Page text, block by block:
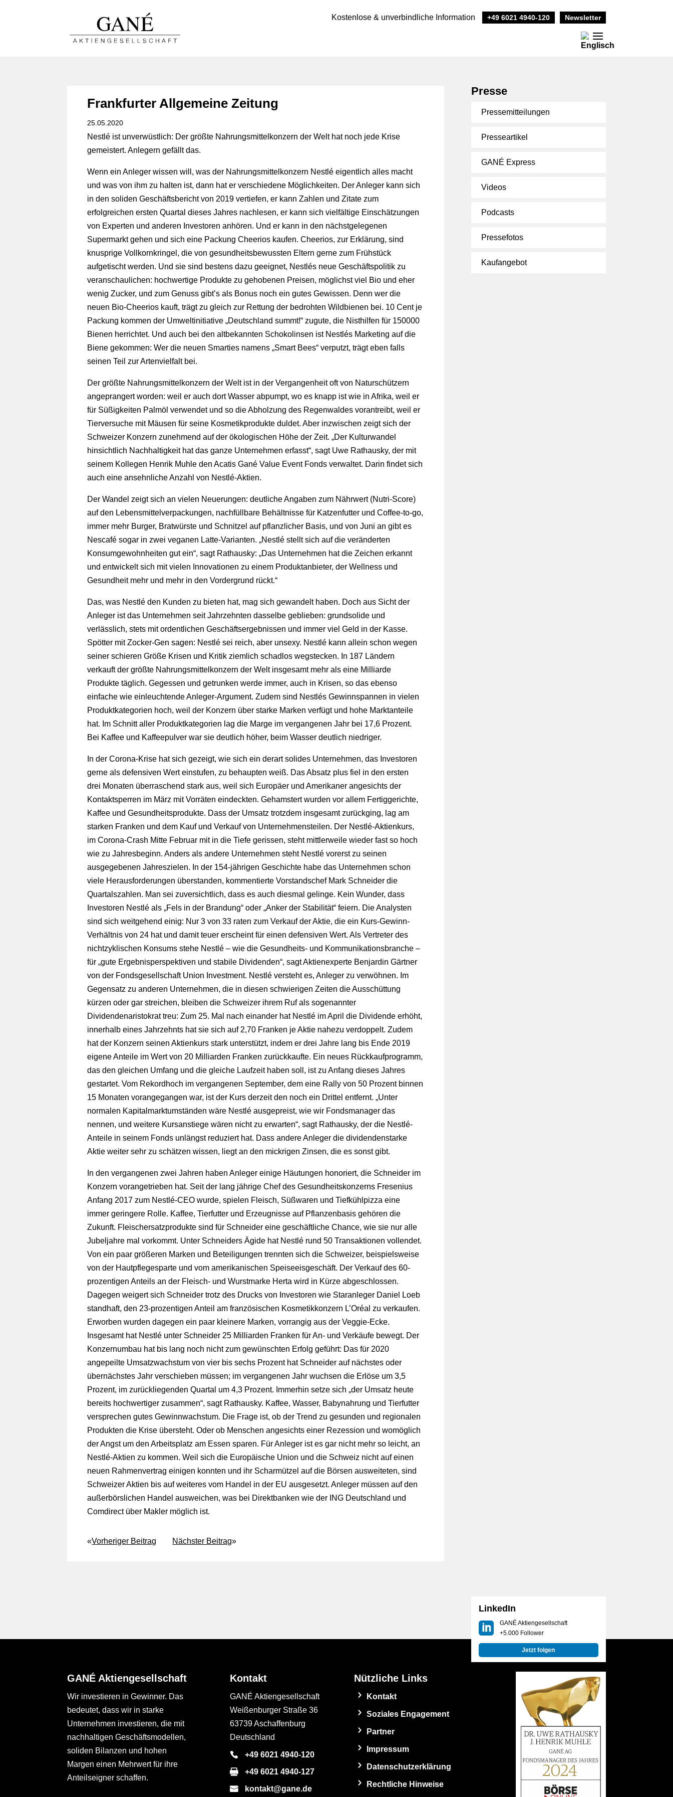
Newsletter
Kostenlose & unverbindliche Information +49 6021 4940-120
Frankfurter Allgemeine Zeitung
25.05.2020
Nestlé ist unverwüstlich: Der größte Nahrungsmittelkonzern der Welt hat noch jede Krise
gemeistert. Anlegern gefällt das.
Wenn ein Anleger wissen will, was der Nahrungsmittelkonzern Nestlé eigentlich alles macht
und was von ihm zu halten ist, dann hat er verschiedene Möglichkeiten. Der Anleger kann sich
in den soliden Geschäftsbericht von 2019 vertiefen, er kann Zahlen und Zitate zum
erfolgreichen ersten Quartal dieses Jahres nachlesen, er kann sich vielfältige Einschätzungen
von Experten und anderen Investoren anhören. Und er kann in den nächstgelegenen
Supermarkt gehen und sich eine Packung Cheerios kaufen. Cheerios, zur Erklärung, sind
knusprige Vollkornkringel, die von gesundheitsbewussten Eltern gerne zum Frühstück
aufgetischt werden. Und sie sind bestens dazu geeignet, Nestlés neue Geschäftspolitik zu
veranschaulichen: hochwertige Produkte zu gehobenen Preisen, möglichst viel Bio und eher
wenig Zucker, und zum Genuss gibt’s als Bonus noch ein gutes Gewissen. Denn wer die
neuen Bio-Cheerios kauft, trägt zu gleich zur Rettung der bedrohten Wildbienen bei. 10 Cent je
Packung kommen der Umweltinitiative „Deutschland summt!“ zugute, die Nisthilfen für 150000
Bienen herrichtet. Und auch bei den altbekannten Schokolinsen ist Nestlés Marketing auf die
Biene gekommen: Wer die neuen Smarties namens „Smart Bees“ verputzt, trägt eben falls
seinen Teil zur Artenvielfalt bei.
Der größte Nahrungsmittelkonzern der Welt ist in der Vergangenheit oft von Naturschützern
angeprangert worden: weil er auch dort Wasser abpumpt, wo es knapp ist wie in Afrika, weil er
für Süßigkeiten Palmöl verwendet und so die Abholzung des Regenwaldes vorantreibt, weil er
Tierversuche mit Mäusen für seine Kosmetikprodukte duldet. Aber inzwischen zeigt sich der
Schweizer Konzern zunehmend auf der ökologischen Höhe der Zeit. „Der Kulturwandel
hinsichtlich Nachhaltigkeit hat das ganze Unternehmen erfasst“, sagt Uwe Rathausky, der mit
seinem Kollegen Henrik Muhle den Acatis Gané Value Event Fonds verwaltet. Darin findet sich
auch eine ansehnliche Anzahl von Nestlé-Aktien.
Der Wandel zeigt sich an vielen Neuerungen: deutliche Angaben zum Nährwert (Nutri-Score)
auf den Lebensmittelverpackungen, nachfüllbare Behältnisse für Katzenfutter und Coffee-to-go,
immer mehr Burger, Bratwürste und Schnitzel auf pflanzlicher Basis, und von Juni an gibt es
Nescafé sogar in zwei veganen Latte-Varianten. „Nestlé stellt sich auf die veränderten
Konsumgewohnheiten gut ein“, sagt Rathausky: „Das Unternehmen hat die Zeichen erkannt
und entwickelt sich mit vielen Innovationen zu einem Produktanbieter, der Wellness und
Gesundheit mehr und mehr in den Vordergrund rückt.“
Das, was Nestlé den Kunden zu bieten hat, mag sich gewandelt haben. Doch aus Sicht der
Anleger ist das Unternehmen seit Jahrzehnten dasselbe geblieben: grundsolide und
verlässlich, stets mit ordentlichen Geschäftsergebnissen und immer viel Geld in der Kasse.
Spötter mit Zocker-Gen sagen: Nestlé sei reich, aber unsexy. Nestlé kann allein schon wegen
seiner schieren Größe Krisen und Kritik ziemlich schadlos wegstecken. In 187 Ländern
verkauft der größte Nahrungsmittelkonzern der Welt insgesamt mehr als eine Milliarde
Produkte täglich. Gegessen und getrunken werde immer, auch in Krisen, so das ebenso
einfache wie einleuchtende Anleger-Argument. Zudem sind Nestlés Gewinnspannen in vielen
Produktkategorien hoch, weil der Konzern über starke Marken verfügt und hohe Marktanteile
hat. Im Schnitt aller Produktkategorien lag die Marge im vergangenen Jahr bei 17,6 Prozent.
Bei Kaffee und Kaffeepulver war sie deutlich höher, beim Wasser deutlich niedriger.
In der Corona-Krise hat sich gezeigt, wie sich ein derart solides Unternehmen, das Investoren
gerne als defensiven Wert einstufen, zu behaupten weiß. Das Absatz plus fiel in den ersten
drei Monaten überraschend stark aus, weil sich Europäer und Amerikaner angesichts der
Kontaktsperren im März mit Vorräten eindeckten. Gehamstert wurden vor allem Fertiggerichte,
Kaffee und Gesundheitsprodukte. Dass der Umsatz trotzdem insgesamt zurückging, lag am
starken Franken und dem Kauf und Verkauf von Unternehmensteilen. Der Nestlé-Aktienkurs,
im Corona-Crash Mitte Februar mit in die Tiefe gerissen, steht mittlerweile wieder fast so hoch
wie zu Jahresbeginn. Anders als andere Unternehmen steht Nestlé vorerst zu seinen
ausgegebenen Jahreszielen. In der 154-jährigen Geschichte habe das Unternehmen schon
viele Herausforderungen überstanden, kommentierte Vorstandschef Mark Schneider die
Quartalszahlen. Man sei zuversichtlich, dass es auch diesmal gelinge. Kein Wunder, dass
Investoren Nestlé als „Fels in der Brandung“ oder „Anker der Stabilität“ feiern. Die Analysten
sind sich weitgehend einig: Nur 3 von 33 raten zum Verkauf der Aktie, die ein Kurs-Gewinn-
Verhältnis von 24 hat und damit teuer erscheint für einen defensiven Wert. Als Vertreter des
nichtzyklischen Konsums stehe Nestlé – wie die Gesundheits- und Kommunikationsbranche –
für „gute Ergebnisperspektiven und stabile Dividenden“, sagt Aktienexperte Benjardin Gärtner
von der Fondsgesellschaft Union Investment. Nestlé versteht es, Anleger zu verwöhnen. Im
Gegensatz zu anderen Unternehmen, die in diesen schwierigen Zeiten die Ausschüttung
kürzen oder gar streichen, bleiben die Schweizer ihrem Ruf als sogenannter
Dividendenaristokrat treu: Zum 25. Mal nach einander hat Nestlé im April die Dividende erhöht,
innerhalb eines Jahrzehnts hat sie sich auf 2,70 Franken je Aktie nahezu verdoppelt. Zudem
hat der Konzern seinen Aktienkurs stark unterstützt, indem er drei Jahre lang bis Ende 2019
eigene Anteile im Wert von 20 Milliarden Franken zurückkaufte. Ein neues Rückkaufprogramm,
das den gleichen Umfang und die gleiche Laufzeit haben soll, ist zu Anfang dieses Jahres
gestartet. Vom Rekordhoch im vergangenen September, dem eine Rally von 50 Prozent binnen
15 Monaten vorangegangen war, ist der Kurs derzeit den noch ein Drittel entfernt. „Unter
normalen Kapitalmarktumständen wäre Nestlé ausgepreist, wie wir Fondsmanager das
nennen, und weitere Kursanstiege wären nicht zu erwarten“, sagt Rathausky, der die Nestlé-
Anteile in seinem Fonds unlängst reduziert hat. Dass andere Anleger die dividendenstarke
Aktie weiter sehr zu schätzen wissen, liegt an den mickrigen Zinsen, die es sonst gibt.
In den vergangenen zwei Jahren haben Anleger einige Häutungen honoriert, die Schneider im
Konzern vorangetrieben hat. Seit der lang jährige Chef des Gesundheitskonzerns Fresenius
Anfang 2017 zum Nestlé-CEO wurde, spielen Fleisch, Süßwaren und Tiefkühlpizza eine
immer geringere Rolle. Kaffee, Tierfutter und Erzeugnisse auf Pflanzenbasis gehören die
Zukunft. Fleischersatzprodukte sind für Schneider eine geschäftliche Chance, wie sie nur alle
Jubeljahre mal vorkommt. Unter Schneiders Ägide hat Nestlé rund 50 Transaktionen vollendet.
Von ein paar größeren Marken und Beteiligungen trennten sich die Schweizer, beispielsweise
von der Hautpflegesparte und vom amerikanischen Speiseeisgeschäft. Der Verkauf des 60-
prozentigen Anteils an der Fleisch- und Wurstmarke Herta wird in Kürze abgeschlossen.
Dagegen weigert sich Schneider trotz des Drucks von Investoren wie Staranleger Daniel Loeb
standhaft, den 23-prozentigen Anteil am französischen Kosmetikkonzern L’Oréal zu verkaufen.
Erworben wurden dagegen ein paar kleinere Marken, vorrangig aus der Veggie-Ecke.
Insgesamt hat Nestlé unter Schneider 25 Milliarden Franken für An- und Verkäufe bewegt. Der
Konzernumbau hat bis lang noch nicht zum gewünschten Erfolg geführt: Das für 2020
angepeilte Umsatzwachstum von vier bis sechs Prozent hat Schneider auf nächstes oder
übernächstes Jahr verschieben müssen; im vergangenen Jahr wuchsen die Erlöse um 3,5
Prozent, im zurückliegenden Quartal um 4,3 Prozent. Immerhin setze sich „der Umsatz heute
bereits hochwertiger zusammen“, sagt Rathausky. Kaffee, Wasser, Babynahrung und Tierfutter
versprechen gutes Gewinnwachstum. Die Frage ist, ob der Trend zu gesunden und regionalen
Produkten die Krise übersteht. Oder ob Menschen angesichts einer Rezession und womöglich
der Angst um den Arbeitsplatz am Essen sparen. Für Anleger ist es gar nicht mehr so leicht, an
Nestlé-Aktien zu kommen. Weil sich die Europäische Union und die Schweiz nicht auf einen
neuen Rahmenvertrag einigen konnten und ihr Scharmützel auf die Börsen ausweiteten, sind
Schweizer Aktien bis auf weiteres vom Handel in der EU ausgesetzt. Anleger müssen auf den
außerbörslichen Handel ausweichen, was bei Direktbanken wie der ING Deutschland und
Comdirect über Makler möglich ist.
«Vorheriger Beitrag Nächster Beitrag»
Presse
Pressemitteilungen
Presseartikel
GANÉ Express
Videos
Podcasts
Pressefotos
Kaufangebot
LinkedIn
GANÉ Aktiengesellschaft
+5.000 Follower
Jetzt folgen
GANÉ Aktiengesellschaft
Wir investieren in Gewinner. Das
bedeutet, dass wir in starke
Unternehmen investieren, die mit
nachhaltigen Geschäftsmodellen,
soliden Bilanzen und hohen
Margen einen Mehrwert für ihre
Anteilseigner schaffen.
Kontakt
GANÉ Aktiengesellschaft
Weißenburger Straße 36
63739 Aschaffenburg
Deutschland
+49 6021 4940-120
+49 6021 4940-127
kontakt@gane.de
Nützliche Links
Kontakt
Soziales Engagement
Partner
Impressum
Datenschutzerklärung
Rechtliche Hinweise